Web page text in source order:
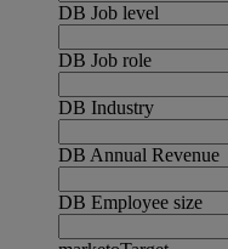
DB Job level
DB Job role
DB Industry
DB Annual Revenue
DB Employee size